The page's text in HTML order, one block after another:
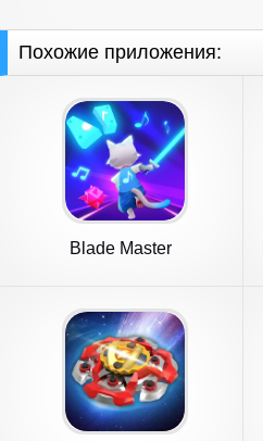
Похожие приложения:
Blade Master